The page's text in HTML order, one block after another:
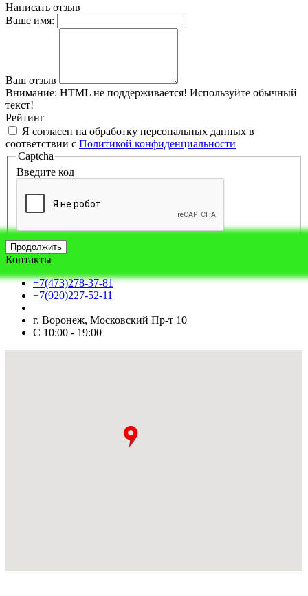
Написать отзыв
Ваше имя:
Ваш отзыв
Внимание: HTML не поддерживается! Используйте обычный
текст!
Рейтинг
Я согласен на обработку персональных данных в
соответствии с Политикой конфиденциальности
Captcha
Введите код
Продолжить
Контакты
+7(473)278-37-81
+7(920)227-52-11
г. Воронеж, Московский Пр-т 10
С 10:00 - 19:00